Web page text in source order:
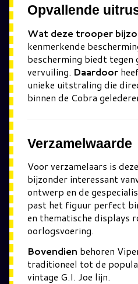
Opvallende
Wat deze trooper
kenmerkende
bescherming biedt
vervuiling. Daardoor
unieke uitstraling die
binnen de Cobra
Verzamelwaarde
Voor verzamelaars is
bijzonder interessant
ontwerp en de
past het figuur perfect
en thematische displays
oorlogsvoering.
Bovendien behoren
traditioneel tot de
vintage G.I. Joe lijn.